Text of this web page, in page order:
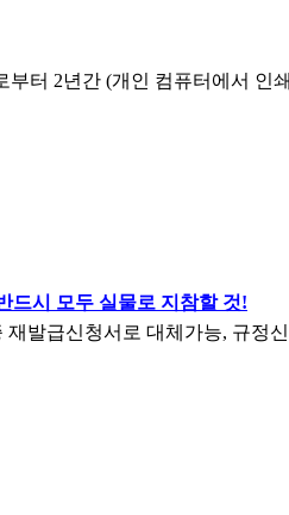
부터 2년간 (개인 컴퓨터에서 인
드시 모두 실물로 지참할 것!
발급신청서로 대체가능, 규정